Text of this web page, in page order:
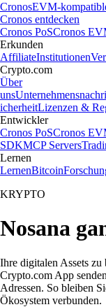
CronosEVM-
Cronos entdecken
Cronos PoSCronos
Erkunden
AffiliateInstitutionen
Crypto.com
Über
uns
icherheitLizenzen &
Entwickler
Cronos PoSCronos
SDKMCP Servers
Lernen
LernenBitcoin
KRYPTO
Nosana
Ihre digitalen Assets
Crypto.com App
Adressen. So bleiben
Ökosystem verbunden.